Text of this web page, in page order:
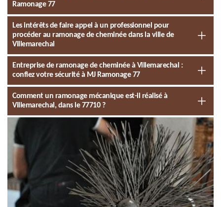
Ramonage 77
Les intérêts de faire appel à un professionnel pour
procéder au ramonage de cheminée dans la ville de
Villemarechal
Entreprise de ramonage de cheminée à Villemarechal :
confiez votre sécurité à MJ Ramonage 77
Comment un ramonage mécanique est-il réalisé à
Villemarechal, dans le 77710 ?